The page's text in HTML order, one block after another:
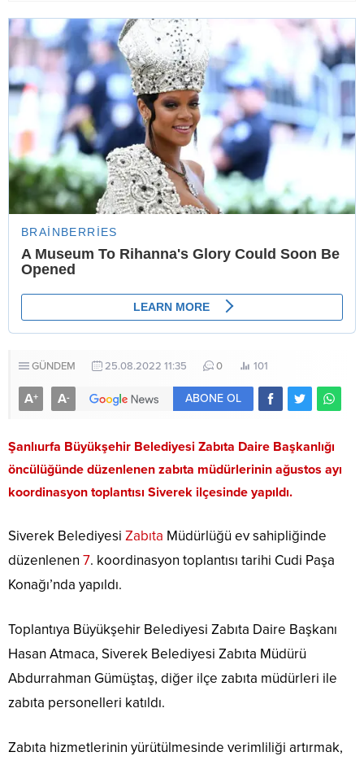
GÜNDEM 25.08.2022 11:35 0 101
A+ A- ABONE OL
Şanlıurfa Büyükşehir Belediyesi Zabıta Daire Başkanlığı
öncülüğünde düzenlenen zabıta müdürlerinin ağustos ayı
koordinasyon toplantısı Siverek ilçesinde yapıldı.
Siverek Belediyesi Zabıta Müdürlüğü ev sahipliğinde
düzenlenen 7. koordinasyon toplantısı tarihi Cudi Paşa
Konağı’nda yapıldı.
Toplantıya Büyükşehir Belediyesi Zabıta Daire Başkanı
Hasan Atmaca, Siverek Belediyesi Zabıta Müdürü
Abdurrahman Gümüştaş, diğer ilçe zabıta müdürleri ile
zabıta personelleri katıldı.
Zabıta hizmetlerinin yürütülmesinde verimliliği artırmak,